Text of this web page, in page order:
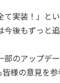
実装！」と
後もずっと追
のアップデ
様の意見を